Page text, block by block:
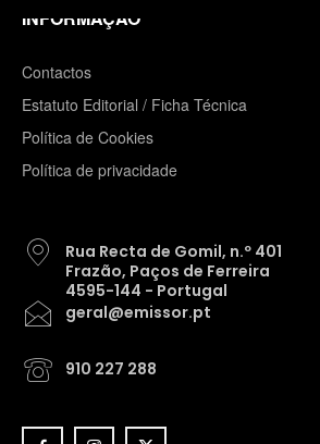
INFORMAÇÃO
Contactos
Estatuto Editorial / Ficha Técnica
Política de Cookies
Política de privacidade
Rua Recta de Gomil, n.º 401
Frazão, Paços de Ferreira
4595-144 - Portugal
geral@emissor.pt
910 227 288